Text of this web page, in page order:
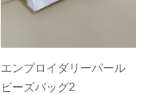
エンプロイダリーパール
ビーズバッグ2